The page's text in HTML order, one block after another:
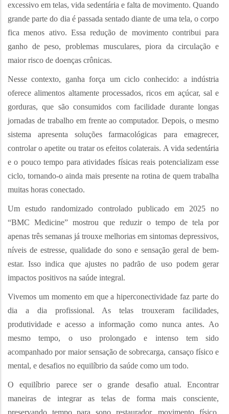
excessivo em telas, vida sedentária e falta de movimento. Quando
grande parte do dia é passada sentado diante de uma tela, o corpo
fica menos ativo. Essa redução de movimento contribui para
ganho de peso, problemas musculares, piora da circulação e
maior risco de doenças crônicas.
Nesse contexto, ganha força um ciclo conhecido: a indústria
oferece alimentos altamente processados, ricos em açúcar, sal e
gorduras, que são consumidos com facilidade durante longas
jornadas de trabalho em frente ao computador. Depois, o mesmo
sistema apresenta soluções farmacológicas para emagrecer,
controlar o apetite ou tratar os efeitos colaterais. A vida sedentária
e o pouco tempo para atividades físicas reais potencializam esse
ciclo, tornando-o ainda mais presente na rotina de quem trabalha
muitas horas conectado.
Um estudo randomizado controlado publicado em 2025 no
“BMC Medicine” mostrou que reduzir o tempo de tela por
apenas três semanas já trouxe melhorias em sintomas depressivos,
níveis de estresse, qualidade do sono e sensação geral de bem-
estar. Isso indica que ajustes no padrão de uso podem gerar
impactos positivos na saúde integral.
Vivemos um momento em que a hiperconectividade faz parte do
dia a dia profissional. As telas trouxeram facilidades,
produtividade e acesso a informação como nunca antes. Ao
mesmo tempo, o uso prolongado e intenso tem sido
acompanhado por maior sensação de sobrecarga, cansaço físico e
mental, e desafios no equilíbrio da saúde como um todo.
O equilíbrio parece ser o grande desafio atual. Encontrar
maneiras de integrar as telas de forma mais consciente,